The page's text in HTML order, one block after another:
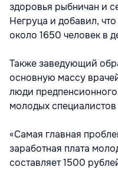
здоровья рыбничан и
Негруца и добавил,
около 1650 человек в
Также заведующий
основную массу
люди
молодых
«Самая главная
заработная плата
составляет 1500